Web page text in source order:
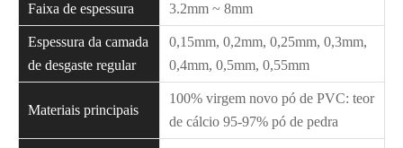
Faixa de espessura 3.2mm ~ 8mm
Espessura da camada
de desgaste regular
0,15mm, 0,2mm, 0,25mm, 0,3mm,
0,4mm, 0,5mm, 0,55mm
Materiais principais
100% virgem novo pó de PVC: teor
de cálcio 95-97% pó de pedra